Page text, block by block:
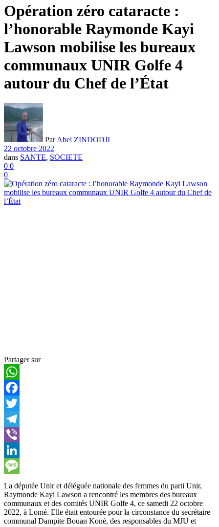
Opération zéro cataracte :
l’honorable Raymonde Kayi
Lawson mobilise les bureaux
communaux UNIR Golfe 4
autour du Chef de l’État
Par Abel ZINDODJI
22 octobre 2022
dans SANTE, SOCIETE
0 0
0
Partager sur
WhatsApp
Facebook
Twitter
Telegram
Viber
LinkedIn
Message
La députée Unir et déléguée nationale des femmes du parti Unir,
Raymonde Kayi Lawson a rencontré les membres des bureaux
communaux et des comités UNIR Golfe 4, ce samedi 22 octobre
2022, à Lomé. Elle était entourée pour la circonstance du secrétaire
communal Dampite Bouan Koné, des responsables du MJU et